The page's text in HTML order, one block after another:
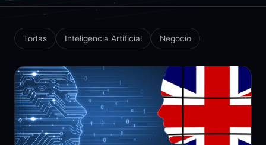
Todas Inteligencia Artificial Negocio